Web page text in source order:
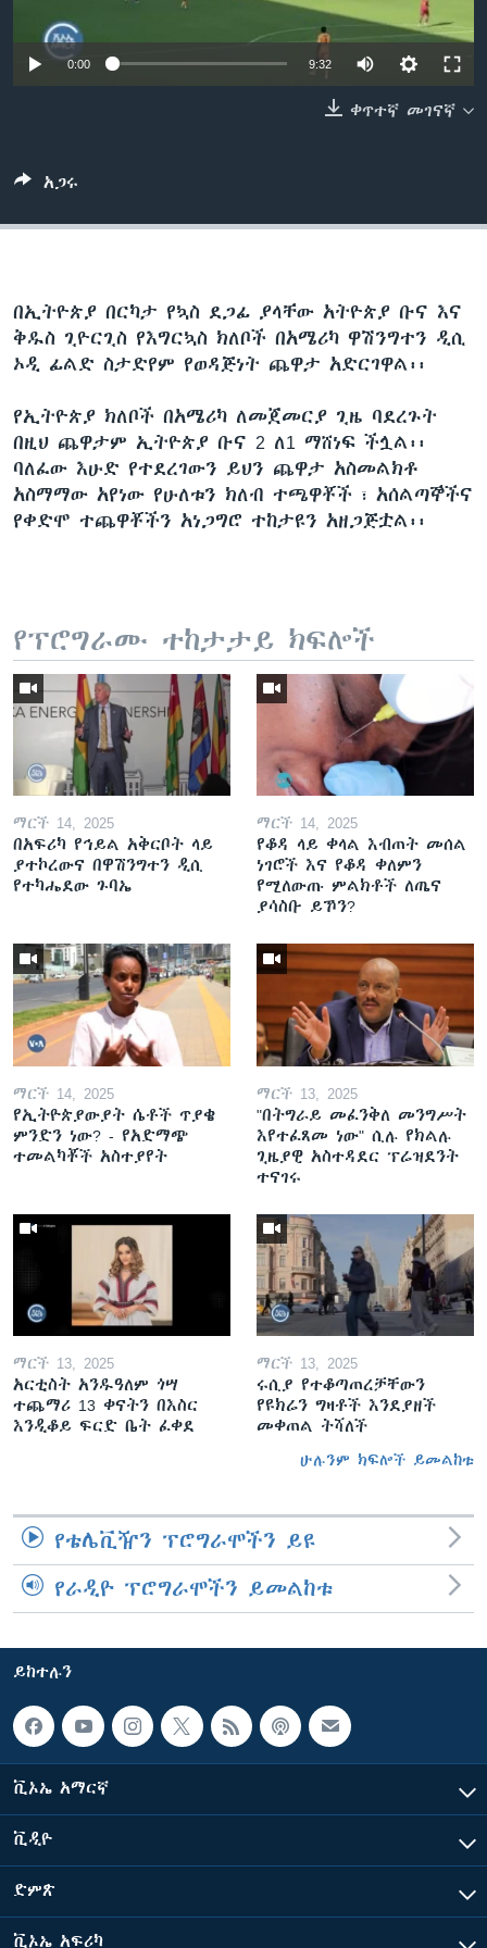
0:00 9:32
ቀጥተኛ መገናኛ
አጋሩ
በኢትዮጵያ በርካታ የኳስ ደጋፊ ያላቸው አትዮጵያ ቡና እና
ቅዱስ ጊዮርጊስ የእግርኳስ ክለቦች በአሜሪካ ዋሽንግተን ዲሲ
ኦዲ ፊልድ ስታድየም የወዳጅነት ጨዋታ አድርገዋል፡፡
የኢትዮጵያ ክለቦች በአሜሪካ ለመጀመርያ ጊዜ ባደረጉት
በዚህ ጨዋታም ኢትዮጵያ ቡና 2 ለ1 ማሸነፍ ችሏል፡፡
ባለፈው እሁድ የተደረገውን ይህን ጨዋታ አስመልክቶ
አስማማው አየነው የሁለቱን ክለብ ተጫዋቾች ፣ አሰልጣኞችና
የቀድሞ ተጨዋቾችን አነጋግሮ ተከታዩን አዘጋጅቷል፡፡
የፕሮግራሙ ተከታታይ ክፍሎች
ማርች 14, 2025
በአፍሪካ የኅይል አቅርቦት ላይ
ያተኮረውና በዋሽንግተን ዲሲ
የተካሔደው ጉባኤ
ማርች 14, 2025
የቆዳ ላይ ቀላል እብጠት መሰል
ነገሮች እና የቆዳ ቀለምን
የሚለውጡ ምልክቶች ለጤና
ያሳስቡ ይኾን?
ማርች 14, 2025
የኢትዮጵያውያት ሴቶች ጥያቄ
ምንድን ነው? - የአድማጭ
ተመልካቾች አስተያየት
ማርች 13, 2025
"በትግራይ መፈንቅለ መንግሥት
እየተፈጸመ ነው" ሲሉ የክልሉ
ጊዜያዊ አስተዳደር ፕሬዝደንት
ተናገሩ
ማርች 13, 2025
አርቲስት አንዱዓለም ጎሣ
ተጨማሪ 13 ቀናትን በእስር
እንዲቆይ ፍርድ ቤት ፈቀደ
ማርች 13, 2025
ሩሲያ የተቆጣጠረቻቸውን
የዩክሬን ግዛቶች እንደያዘች
መቀጠል ትሻለች
ሁሉንም ክፍሎች ይመልከቱ
የቴሌቪዥን ፕሮግራሞችን ይዩ
የራዲዮ ፕሮግራሞችን ይመልከቱ
ይከተሉን
ቪኦኤ አማርኛ
ቪዲዮ
ድምጽ
ቪኦኤ አፍሪካ